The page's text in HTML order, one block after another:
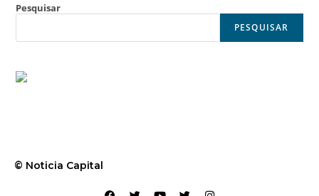
Pesquisar
PESQUISAR
© Noticia Capital